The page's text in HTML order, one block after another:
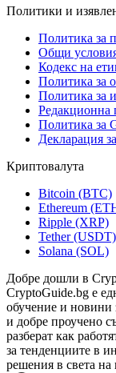
Политики и
Политика за
Общи
Кодекс на
Политика за
Политика за
Редакционна
Политика за
Декларация
Криптовалута
Bitcoin (BTC)
Ethereum
Ripple (XRP)
Tether (USDT)
Solana (SOL)
Добре дошли в
CryptoGuide.bg е
обучение и новини
и добре проучено
разберат как
за тенденциите в
решения в света на